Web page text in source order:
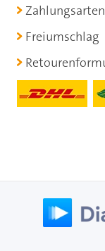
Zahlungsarten
Freiumschlag